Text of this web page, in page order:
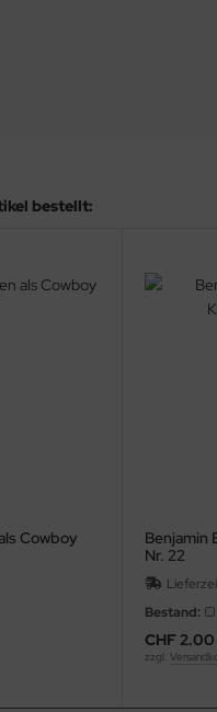
bestellt:
Cowboy
Benjamin
Nr. 22
Bestand:
CHF 2.00
zzgl.